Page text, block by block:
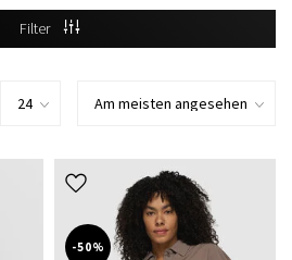
Filter
-50%